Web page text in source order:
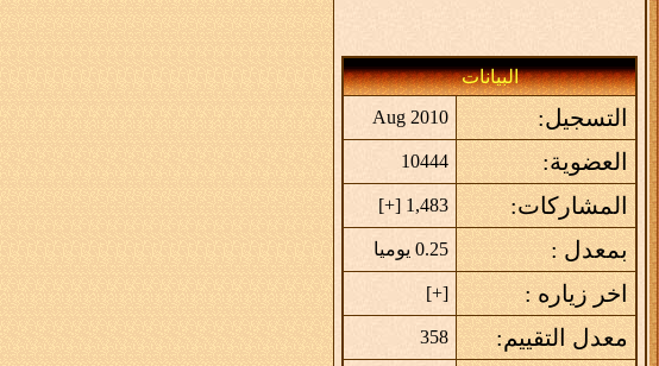
البيانات
التسجيل: Aug 2010
العضوية: 10444
المشاركات: 1,483 [
+
]
بمعدل : 0.25 يوميا
اخر زياره : [
+
]
معدل التقييم: 358